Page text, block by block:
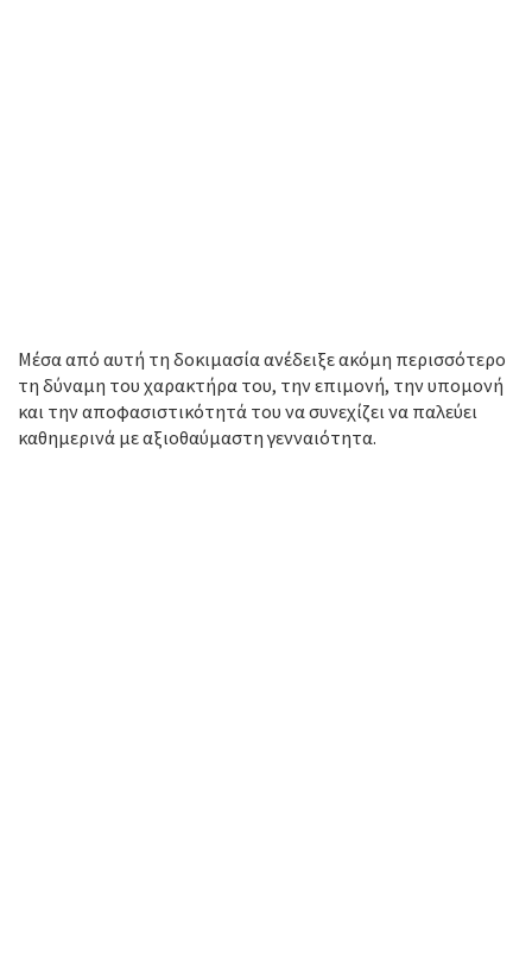
Μέσα από αυτή τη δοκιμασία ανέδειξε ακόμη περισσότερο
τη δύναμη του χαρακτήρα του, την επιμονή, την υπομονή
και την αποφασιστικότητά του να συνεχίζει να παλεύει
καθημερινά με αξιοθαύμαστη γενναιότητα.